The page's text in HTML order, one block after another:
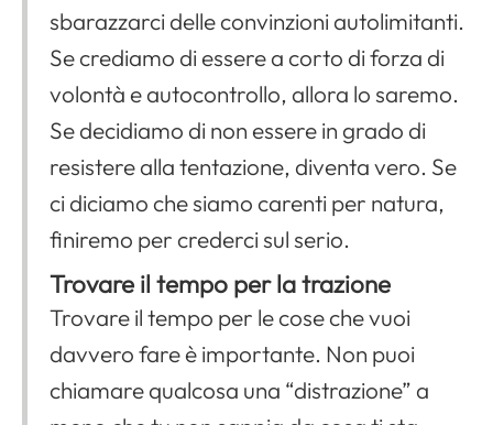
sbarazzarci delle convinzioni autolimitanti.
Se crediamo di essere a corto di forza di
volontà e autocontrollo, allora lo saremo.
Se decidiamo di non essere in grado di
resistere alla tentazione, diventa vero. Se
ci diciamo che siamo carenti per natura,
finiremo per crederci sul serio.
Trovare il tempo per la trazione
Trovare il tempo per le cose che vuoi
davvero fare è importante. Non puoi
chiamare qualcosa una “distrazione” a